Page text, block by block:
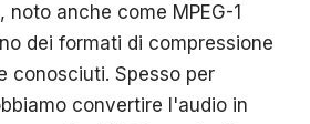
noto anche come MPEG-1
dei formati di compressione
conosciuti. Spesso per
convertire l'audio in